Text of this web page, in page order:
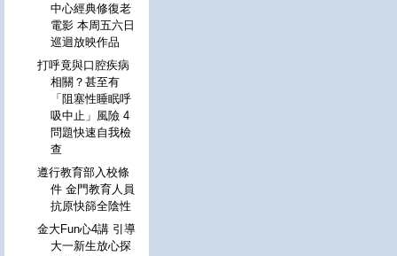
中心經典修復老
電影 本周五六日
巡迴放映作品
打呼竟與口腔疾病
相關？甚至有
「阻塞性睡眠呼
吸中止」風險 4
問題快速自我檢
查
遵行教育部入校條
件 金門教育人員
抗原快篩全陰性
金大Fun心4講 引導
大一新生放心探